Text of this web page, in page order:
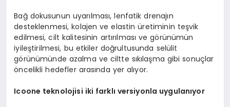
Bağ dokusunun uyarılması, lenfatik drenajın
desteklenmesi, kolajen ve elastin üretiminin teşvik
edilmesi, cilt kalitesinin artırılması ve görünümün
iyileştirilmesi, bu etkiler doğrultusunda selülit
görünümünde azalma ve ciltte sıkılaşma gibi sonuçlar
öncelikli hedefler arasında yer alıyor.
Icoone teknolojisi iki farklı versiyonla uygulanıyor